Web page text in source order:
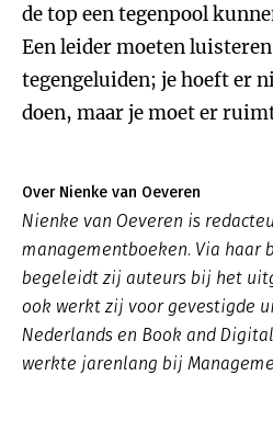
de top een tegenpool
Een leider moeten
tegengeluiden; je hoeft er
doen, maar je moet er
Over Nienke van Oeveren
Nienke van Oeveren is
managementboeken. Via haar
begeleidt zij auteurs bij het
ook werkt zij voor gevestigde
Nederlands en Book and
werkte jarenlang bij